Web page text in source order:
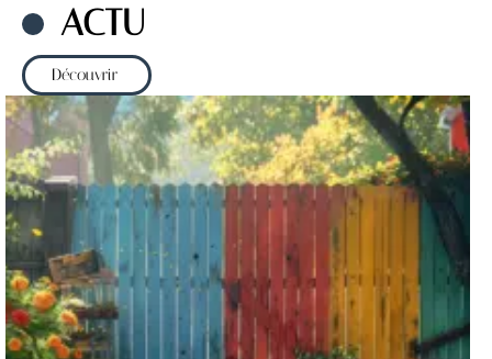
ACTU
Découvrir